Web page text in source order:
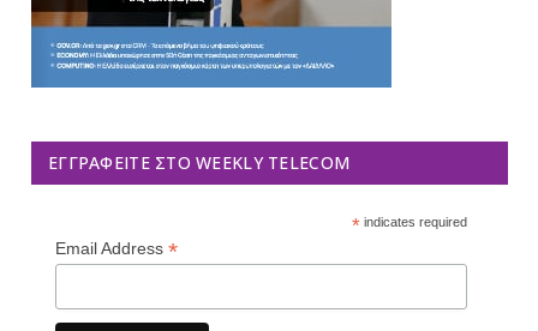
ΕΓΓΡΑΦΕΊΤΕ ΣΤΟ WEEKLY TELECOM
*indicates required
Email Address *